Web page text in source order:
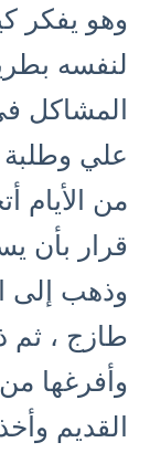
وهو يفكر
لنفسه
المشاكل
علي وطلبة
من الأيام
قرار بأن
وذهب إلى
طازج ، ثم
وأفرغها
القديم